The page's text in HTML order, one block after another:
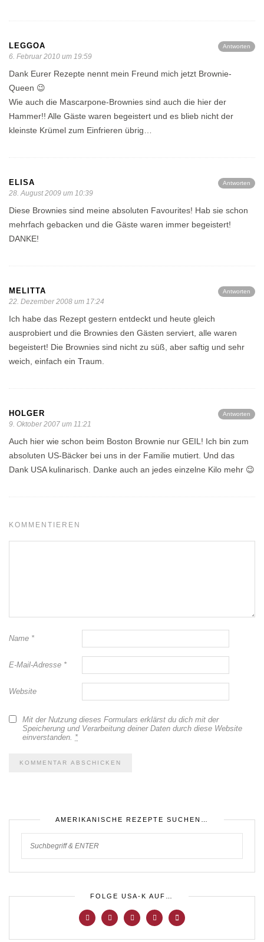
Antworten
LEGGOA
6. Februar 2010 um 19:59
Dank Eurer Rezepte nennt mein Freund mich jetzt Brownie-
Queen 😉
Wie auch die Mascarpone-Brownies sind auch die hier der
Hammer!! Alle Gäste waren begeistert und es blieb nicht der
kleinste Krümel zum Einfrieren übrig…
Antworten
ELISA
28. August 2009 um 10:39
Diese Brownies sind meine absoluten Favourites! Hab sie schon
mehrfach gebacken und die Gäste waren immer begeistert!
DANKE!
Antworten
MELITTA
22. Dezember 2008 um 17:24
Ich habe das Rezept gestern entdeckt und heute gleich
ausprobiert und die Brownies den Gästen serviert, alle waren
begeistert! Die Brownies sind nicht zu süß, aber saftig und sehr
weich, einfach ein Traum.
Antworten
HOLGER
9. Oktober 2007 um 11:21
Auch hier wie schon beim Boston Brownie nur GEIL! Ich bin zum
absoluten US-Bäcker bei uns in der Familie mutiert. Und das
Dank USA kulinarisch. Danke auch an jedes einzelne Kilo mehr 😉
KOMMENTIEREN
Name *
E-Mail-Adresse *
Website
Mit der Nutzung dieses Formulars erklärst du dich mit der
Speicherung und Verarbeitung deiner Daten durch diese Website
einverstanden. *
AMERIKANISCHE REZEPTE SUCHEN…
FOLGE USA-K AUF…